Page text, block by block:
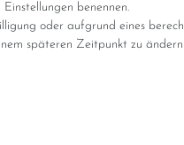
benennen.
oder aufgrund eines
späteren Zeitpunkt zu